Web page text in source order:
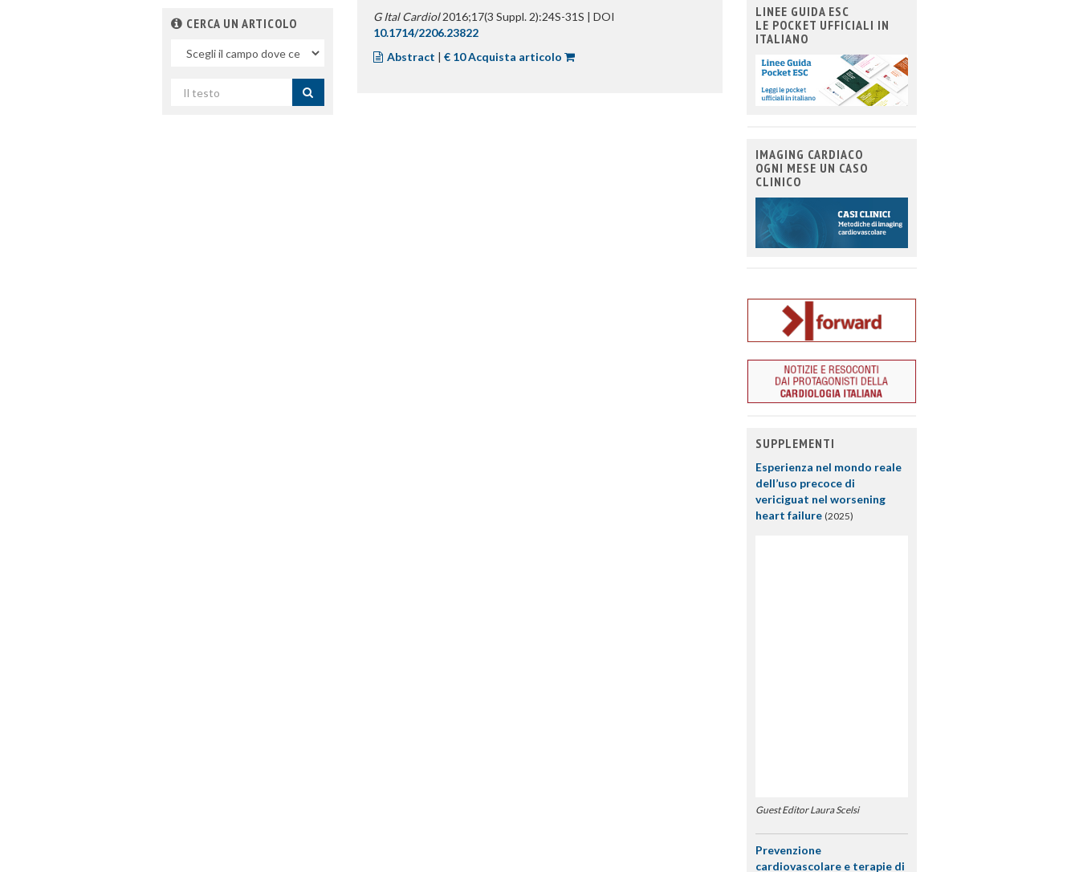
G Ital Cardiol2016;17(3 Suppl. 2):24S-31S | DOI
10.1714/2206.23822
Abstract | € 10 Acquista articolo
CERCA UN ARTICOLO
campo
per
LINEE GUIDA ESC
LE POCKET UFFICIALI IN
ITALIANO
IMAGING CARDIACO
OGNI MESE UN CASO
CLINICO
SUPPLEMENTI
Esperienza nel mondo reale
dell’uso precoce di
vericiguat nel worsening
heart failure (2025)
Guest Editor Laura Scelsi
Prevenzione
cardiovascolare e terapie di